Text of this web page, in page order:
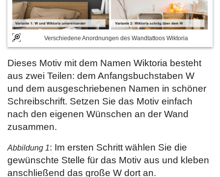
Verschiedene Anordnungen des Wandtattoos Wiktoria
Dieses Motiv mit dem Namen Wiktoria besteht
aus zwei Teilen: dem Anfangsbuchstaben W
und dem ausgeschriebenen Namen in schöner
Schreibschrift. Setzen Sie das Motiv einfach
nach den eigenen Wünschen an der Wand
zusammen.
Abbildung 1: Im ersten Schritt wählen Sie die
gewünschte Stelle für das Motiv aus und kleben
anschließend das große W dort an.